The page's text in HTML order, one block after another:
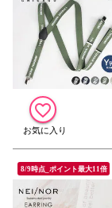
8/9時点_ポイント最大11倍